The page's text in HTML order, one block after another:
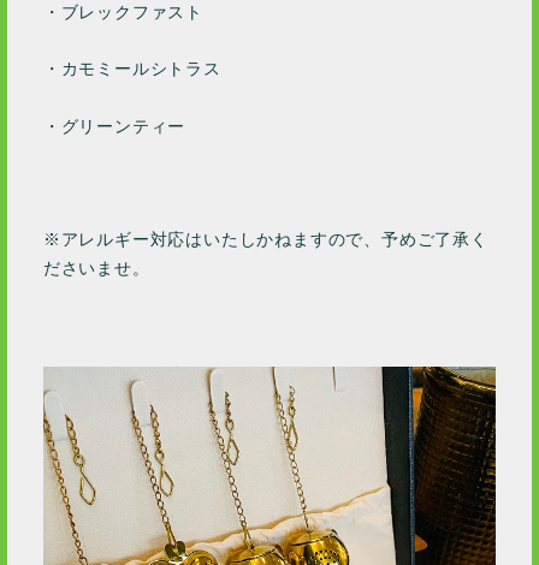
・ブレックファスト
・カモミールシトラス
・グリーンティー
※アレルギー対応はいたしかねますので、予めご了承く
ださいませ。